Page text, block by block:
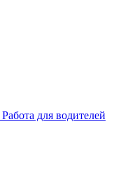
Работа для водителей